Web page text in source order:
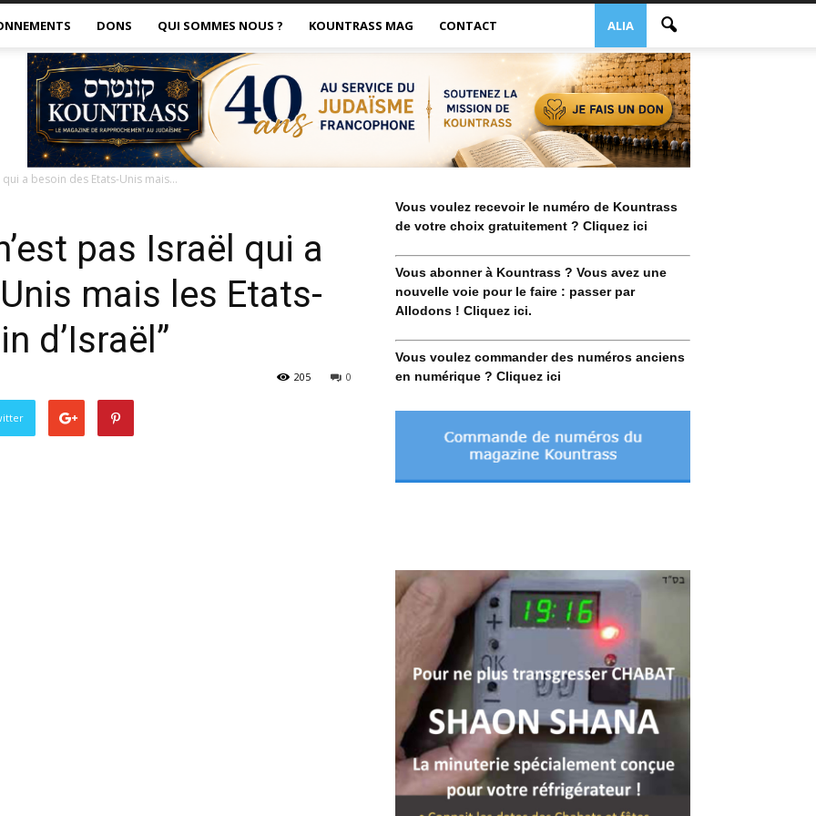
DONS ALIA
QUI SOMMES NOUS ? KOUNTRASS MAG CONTACT
qui a besoin des Etats-Unis mais...
pas Israël qui a
mais les Etats-
d’Israël”
0
205
Vous voulez recevoir le numéro de Kountrass
de votre choix gratuitement ? Cliquez ici
Vous abonner à Kountrass ? Vous avez une
nouvelle voie pour le faire : passer par
Allodons ! Cliquez ici.
Vous voulez commander des numéros anciens
en numérique ? Cliquez ici